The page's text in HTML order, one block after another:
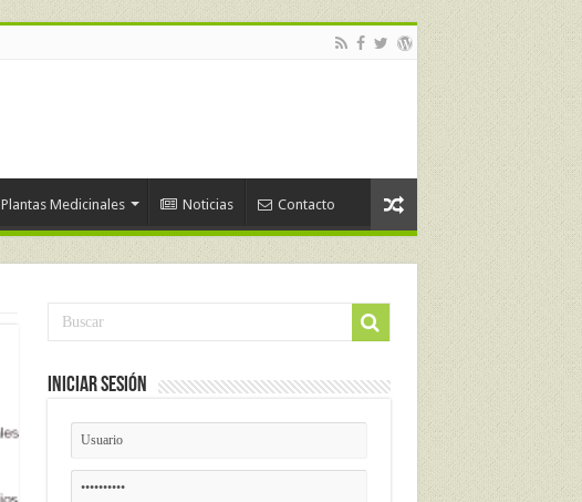
Plantas Medicinales Noticias Contacto
Iniciar Sesión